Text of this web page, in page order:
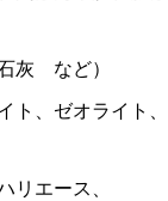
灰 など）
、ゼオライト、
エース、